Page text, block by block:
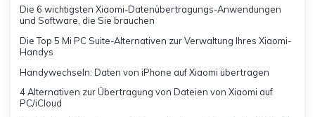
Die 6 wichtigsten Xiaomi-Datenübertragungs-Anwendungen
und Software, die Sie brauchen
Die Top 5 Mi PC Suite-Alternativen zur Verwaltung Ihres Xiaomi-
Handys
Handywechseln: Daten von iPhone auf Xiaomi übertragen
4 Alternativen zur Übertragung von Dateien von Xiaomi auf
PC/iCloud